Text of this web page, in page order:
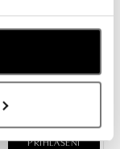
produkty.
PŘIHLÁŠENÍ